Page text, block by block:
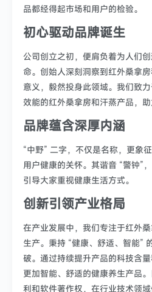
品都经得起市场和用户的检验。
初心驱动品牌诞生
公司创立之初，便肩负着为人们
命。创始人深刻洞察到红外桑拿
意义，毅然投身此领域。我们致
效能的红外桑拿房和汗蒸产品，助
品牌蕴含深厚内涵
“中野” 二字，不仅是名称，更象
用户健康的关怀。其谐音 “警钟”
引导大家重视健康生活方式。
创新引领产业格局
在产业发展中，我们专注于红外
生产。秉持 “健康、舒适、智能”
破。通过持续提升产品的科技含
更加智能、舒适的健康养生产品
利和软件著作权，在行业技术领